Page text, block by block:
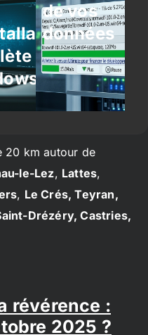
Linux)
de vos
données
20 km autour de
le-Lez, Lattes,
, Le Crés, Teyran,
Drézéry, Castries,
révérence :
2025 ?